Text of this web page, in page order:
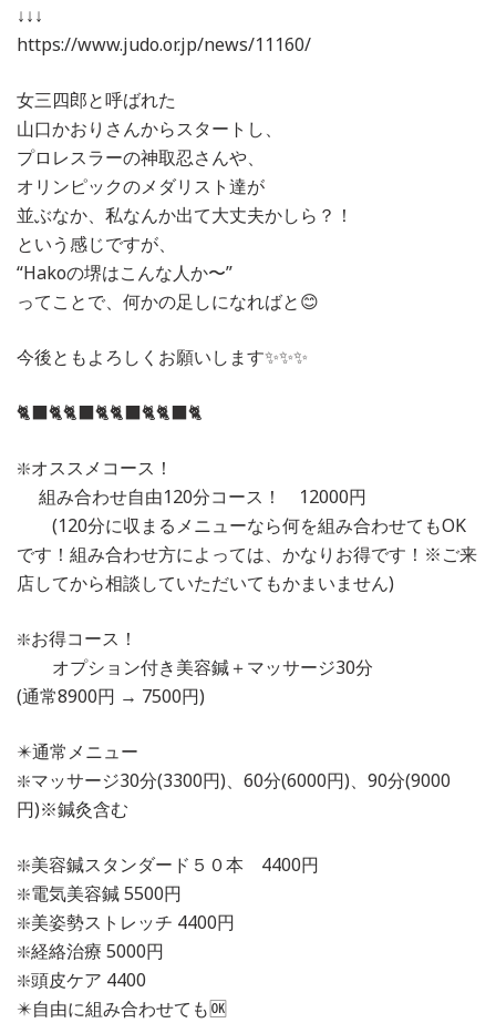
↓↓↓
https://www.judo.or.jp/news/11160/
女三四郎と呼ばれた
山口かおりさんからスタートし、
プロレスラーの神取忍さんや、
オリンピックのメダリスト達が
並ぶなか、私なんか出て大丈夫かしら？！
という感じですが、
“Hakoの堺はこんな人か〜”
ってことで、何かの足しになればと😊
今後ともよろしくお願いします✨✨✨
🐈‍⬛🐈🐈‍⬛🐈🐈‍⬛🐈🐈‍⬛🐈
❇️オススメコース！
組み合わせ自由120分コース！ 12000円
(120分に収まるメニューなら何を組み合わせてもOK
です！組み合わせ方によっては、かなりお得です！※ご来
店してから相談していただいてもかまいません)
❇️お得コース！
オプション付き美容鍼＋マッサージ30分
(通常8900円 → 7500円)
✴️通常メニュー
❇️マッサージ30分(3300円)、60分(6000円)、90分(9000
円)※鍼灸含む
❇️美容鍼スタンダード５０本 4400円
❇️電気美容鍼 5500円
❇️美姿勢ストレッチ 4400円
❇️経絡治療 5000円
❇️頭皮ケア 4400
✴️自由に組み合わせても🆗